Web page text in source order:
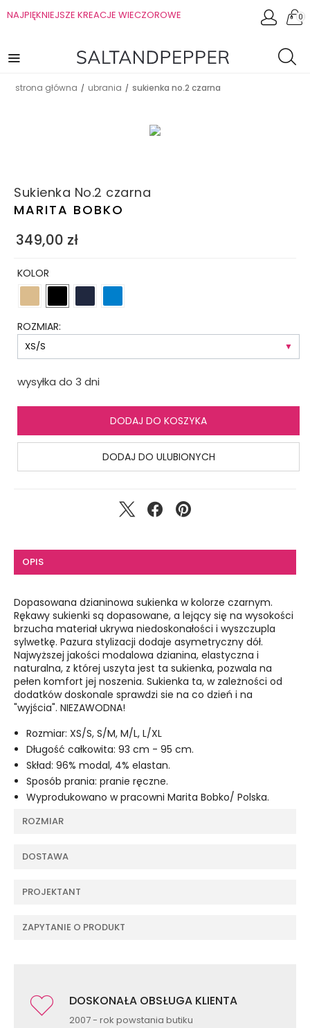
NAJPIĘKNIEJSZE KREACJE WIECZOROWE 0
strona główna / ubrania / sukienka no.2 czarna
Sukienka No.2 czarna
MARITA BOBKO
349,00 zł
KOLOR
ROZMIAR:
wysyłka do 3 dni
DODAJ DO KOSZYKA
DODAJ DO ULUBIONYCH
OPIS
Dopasowana dzianinowa sukienka w kolorze czarnym.
Rękawy sukienki są dopasowane, a lejący się na wysokości
brzucha materiał ukrywa niedoskonałości i wyszczupla
sylwetkę. Pazura stylizacji dodaje asymetryczny dół.
Najwyższej jakości modalowa dzianina, elastyczna i
naturalna, z której uszyta jest ta sukienka, pozwala na
pełen komfort jej noszenia. Sukienka ta, w zależności od
dodatków doskonale sprawdzi sie na co dzień i na
"wyjścia". NIEZAWODNA!
Rozmiar: XS/S, S/M, M/L, L/XL
Długość całkowita: 93 cm - 95 cm.
Skład: 96% modal, 4% elastan.
Sposób prania: pranie ręczne.
Wyprodukowano w pracowni Marita Bobko/ Polska.
ROZMIAR
DOSTAWA
PROJEKTANT
ZAPYTANIE O PRODUKT
DOSKONAŁA OBSŁUGA KLIENTA
2007 - rok powstania butiku